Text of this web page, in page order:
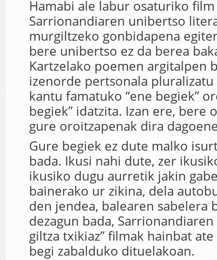
Hamabi ale labur osaturiko film
Sarrionandiaren unibertso
murgiltzeko gonbidapena
bere unibertso ez da berea
Kartzelako poemen argitalpen
izenorde pertsonala pluralizatu
kantu famatuko “ene begiek”
begiek” idatzita. Izan ere, bere
gure oroitzapenak dira
Gure begiek ez dute malko
bada. Ikusi nahi dute, zer
ikusiko dugu aurretik jakin
bainerako ur zikina, dela
den jendea, balearen sabelera
dezagun bada, Sarrionandiaren
giltza txikiaz” filmak hainbat
begi zabalduko dituelakoan.